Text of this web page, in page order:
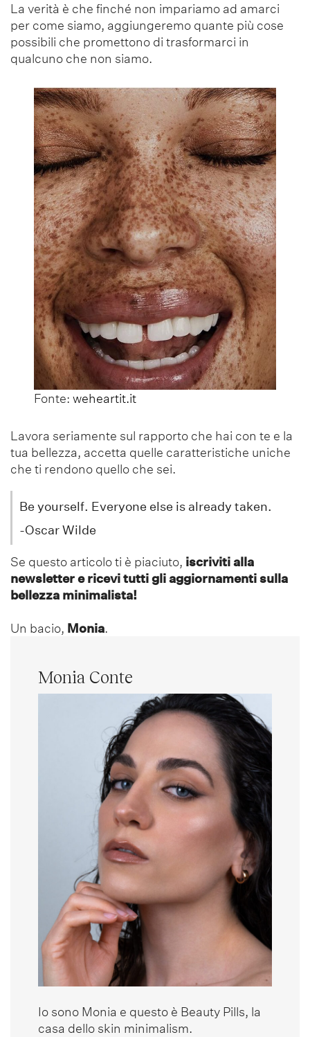
La verità è che finché non impariamo ad amarci
per come siamo, aggiungeremo quante più cose
possibili che promettono di trasformarci in
qualcuno che non siamo.
Fonte: weheartit.it
Lavora seriamente sul rapporto che hai con te e la
tua bellezza, accetta quelle caratteristiche uniche
che ti rendono quello che sei.
Be yourself. Everyone else is already taken.
-Oscar Wilde
Se questo articolo ti è piaciuto, iscriviti alla
newsletter e ricevi tutti gli aggiornamenti sulla
bellezza minimalista!
Un bacio, Monia.
Monia Conte
Io sono Monia e questo è Beauty Pills, la
casa dello skin minimalism.